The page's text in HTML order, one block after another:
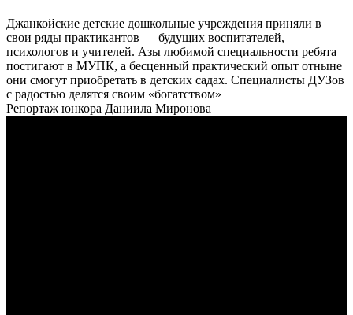
Джанкойские детские дошкольные учреждения приняли в
свои ряды практикантов — будущих воспитателей,
психологов и учителей. Азы любимой специальности ребята
постигают в МУПК, а бесценный практический опыт отныне
они смогут приобретать в детских садах. Специалисты ДУЗов
с радостью делятся своим «богатством»
Репортаж юнкора Даниила Миронова